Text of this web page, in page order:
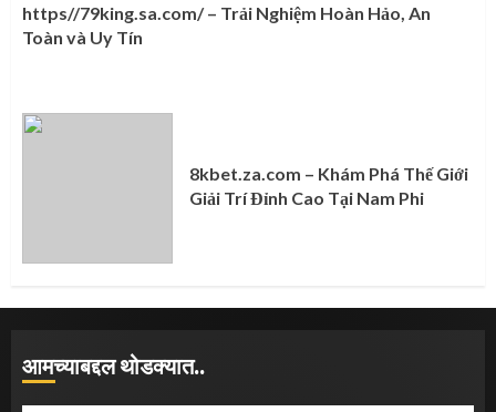
https//79king.sa.com/ – Trải Nghiệm Hoàn Hảo, An
Toàn và Uy Tín
8kbet.za.com – Khám Phá Thế Giới
Giải Trí Đỉnh Cao Tại Nam Phi
आमच्याबद्दल थोडक्यात..